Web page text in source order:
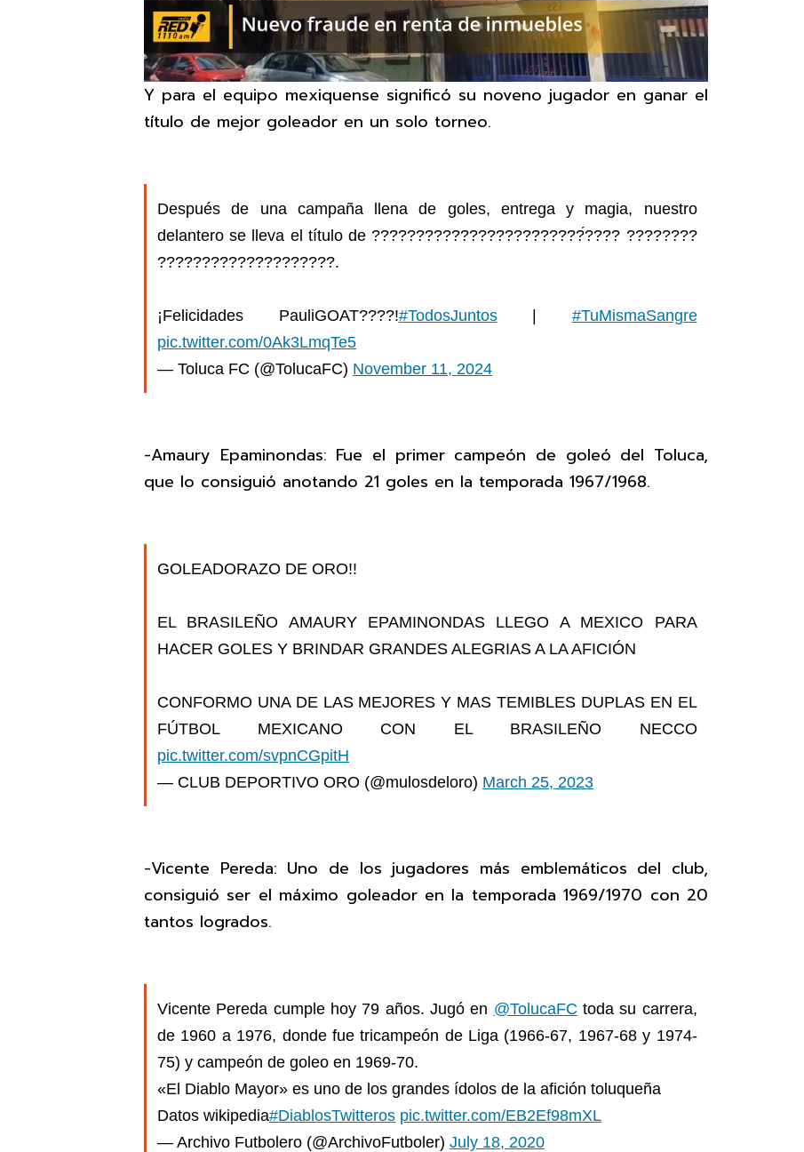
Y para el equipo mexiquense significó su noveno jugador en ganar el
título de mejor goleador en un solo torneo.
Después de una campaña llena de goles, entrega y magia, nuestro
delantero se lleva el título de ????????????????????????́???? ????????
????????????????????.
¡Felicidades PauliGOAT????!#TodosJuntos| #TuMismaSangre
pic.twitter.com/0Ak3LmqTe5
— Toluca FC (@TolucaFC) November 11, 2024
-Amaury Epaminondas: Fue el primer campeón de goleó del Toluca,
que lo consiguió anotando 21 goles en la temporada 1967/1968.
GOLEADORAZO DE ORO!!
EL BRASILEÑO AMAURY EPAMINONDAS LLEGO A MEXICO PARA
HACER GOLES Y BRINDAR GRANDES ALEGRIAS A LA AFICIÓN
CONFORMO UNA DE LAS MEJORES Y MAS TEMIBLES DUPLAS EN EL
FÚTBOL MEXICANO CON EL BRASILEÑO NECCO
pic.twitter.com/svpnCGpitH
— CLUB DEPORTIVO ORO (@mulosdeloro) March 25, 2023
-Vicente Pereda: Uno de los jugadores más emblemáticos del club,
consiguió ser el máximo goleador en la temporada 1969/1970 con 20
tantos logrados.
Vicente Pereda cumple hoy 79 años. Jugó en @TolucaFC toda su carrera,
de 1960 a 1976, donde fue tricampeón de Liga (1966-67, 1967-68 y 1974-
75) y campeón de goleo en 1969-70.
«El Diablo Mayor» es uno de los grandes ídolos de la afición toluqueña
Datos wikipedia#DiablosTwitteros pic.twitter.com/EB2Ef98mXL
— Archivo Futbolero (@ArchivoFutboler) July 18, 2020